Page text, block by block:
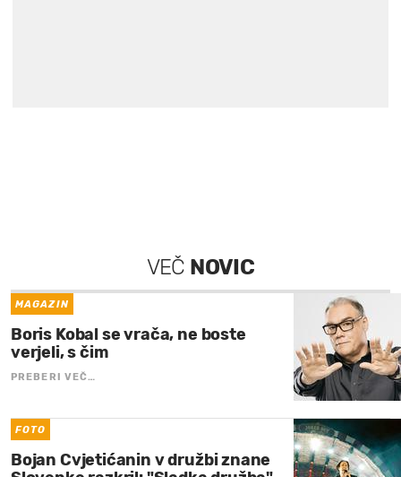
VEČ NOVIC
MAGAZIN
Boris Kobal se vrača, ne boste
verjeli, s čim
PREBERI VEČ…
FOTO
Bojan Cvjetićanin v družbi znane